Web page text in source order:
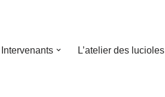
Intervenants L’atelier des lucioles